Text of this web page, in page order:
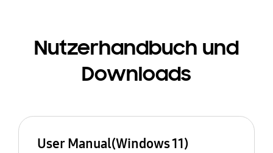
Nutzerhandbuch und
Downloads
User Manual(Windows 11)